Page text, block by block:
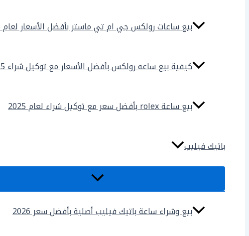
بيع ساعات رولكس جي ام تي ماستر بأفضل الأسعار لعام 2025
كيفية بيع ساعه رولكس بأفضل الأسعار مع توكيل شراء 2025
بيع ساعة rolex بأفضل سعر مع توكيل شراء لعام 2025
باتيك فيليب
بيع وشراء ساعة باتيك فيليب أصلية بأفضل سعر 2026